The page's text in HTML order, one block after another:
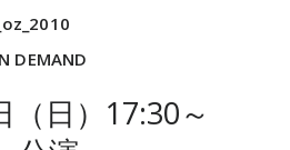
DEMAND
（日）17:30～